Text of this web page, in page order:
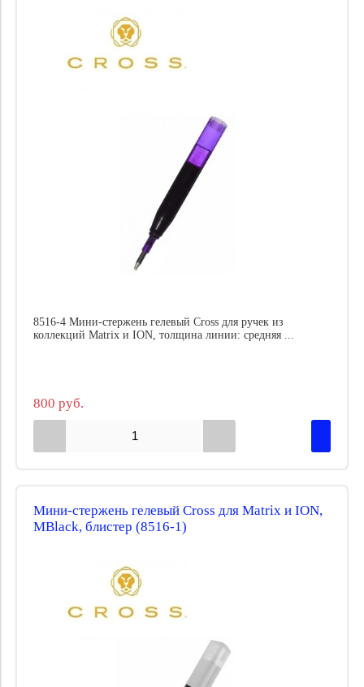
8516-4 Мини-стержень гелевый Cross для ручек из
коллекций Matrix и ION, толщина линии: средняя ...
800 руб.
Мини-стержень гелевый Cross для Matrix и ION,
MBlack, блистер (8516-1)